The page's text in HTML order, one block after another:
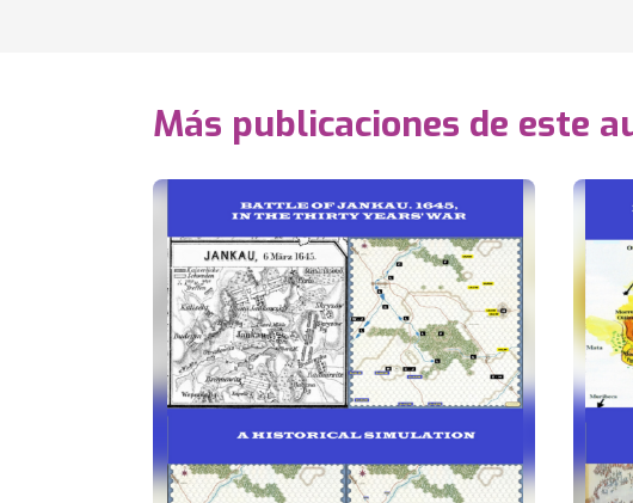
Más publicaciones de este